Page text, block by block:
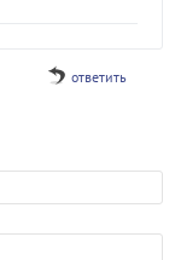
ответить